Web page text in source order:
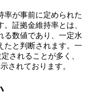
率が事前に定められた
証拠金維持率とは、
る数値であり、一定水
たと判断されます。一
されることが多く、
されております。